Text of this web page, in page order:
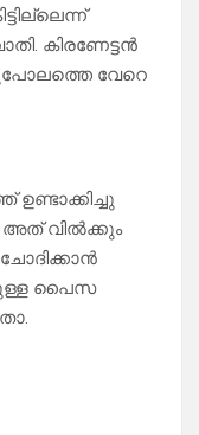
കിരണേട്ടൻ
വേറെ
വിൽക്കും
പൈസ